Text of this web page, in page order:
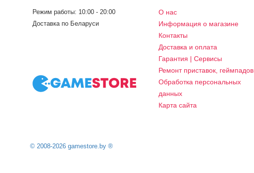
Режим работы: 10:00 - 20:00
Доставка по Беларуси
© 2008-2026 gamestore.by ®
О нас
Информация о магазине
Контакты
Доставка и оплата
Гарантия | Сервисы
Ремонт приставок, геймпадов
Обработка персональных
данных
Карта сайта